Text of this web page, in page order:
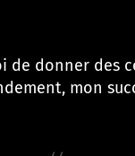
de donner des
mon